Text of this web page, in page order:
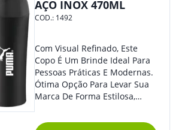
AÇO INOX 470ML
COD.: 1492
Com Visual Refinado, Este
Copo É Um Brinde Ideal Para
Pessoas Práticas E Modernas.
Ótima Opção Para Levar Sua
Marca De Forma Estilosa,
Empresa Em Eventos,